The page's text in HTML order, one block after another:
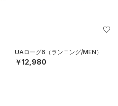
UAローグ6（ランニング/MEN）
￥12,980